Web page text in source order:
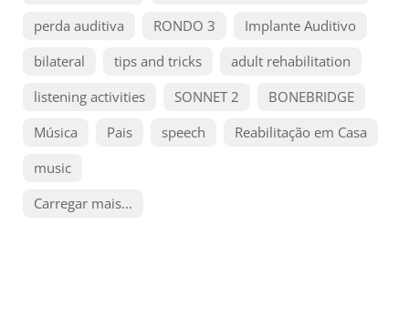
perda auditiva
RONDO 3
Implante Auditivo
bilateral
tips and tricks
adult rehabilitation
listening activities
SONNET 2
BONEBRIDGE
Música
Pais speech
Reabilitação em Casa
music
Carregar mais...